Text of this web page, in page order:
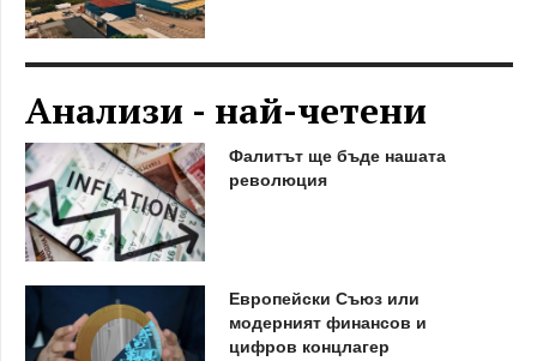
Анализи - най-четени
Фалитът ще бъде нашата
революция
Европейски Съюз или
модерният финансов и
цифров концлагер